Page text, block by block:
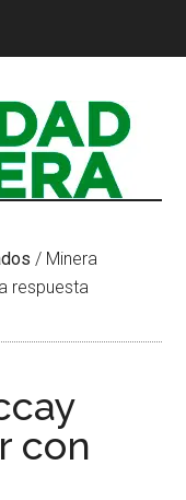
/ Minera
respuesta
con